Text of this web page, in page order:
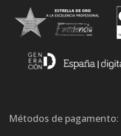
Métodos de pagamento: